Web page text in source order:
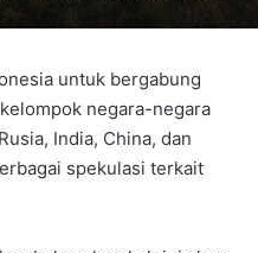
untuk bergabung
negara-negara
India, China, dan
spekulasi terkait